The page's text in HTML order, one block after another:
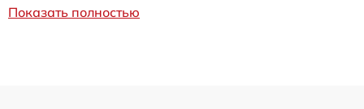
Показать полностью